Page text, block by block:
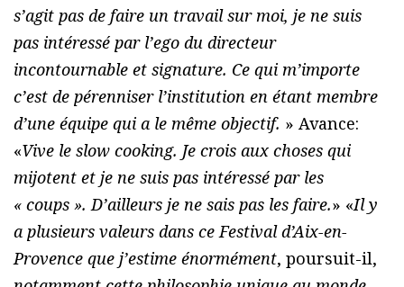
s’agit pas de faire un travail sur moi, je ne suis
pas intéressé par l’ego du directeur
incontournable et signature. Ce qui m’importe
c’est de pérenniser l’institution en étant membre
d’une équipe qui a le même objectif. » Avance:
«Vive le slow cooking. Je crois aux choses qui
mijotent et je ne suis pas intéressé par les
« coups ». D’ailleurs je ne sais pas les faire.» «Il y
a plusieurs valeurs dans ce Festival d’Aix-en-
Provence que j’estime énormément, poursuit-il,